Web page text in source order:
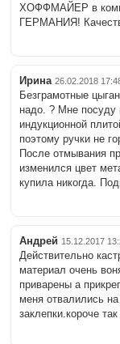
ХОФФМАЙЕР в
ГЕРМАНИЯ!
Ирина 26.02.2018
Безграмотные
надо. ? Мне посуду
индукционной
поэтому ручки не
После отмывания
изменился цвет
купила никогда.
Андрей 15.12.2017
Действительно
материал очень
приварены а
меня отвалились
заклепки.короче